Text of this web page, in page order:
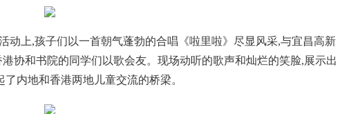
上,孩子们以一首朝气蓬勃的合唱《啦里啦》尽显风采,与宜昌高新
协和书院的同学们以歌会友。现场动听的歌声和灿烂的笑脸,展示出
内地和香港两地儿童交流的桥梁。